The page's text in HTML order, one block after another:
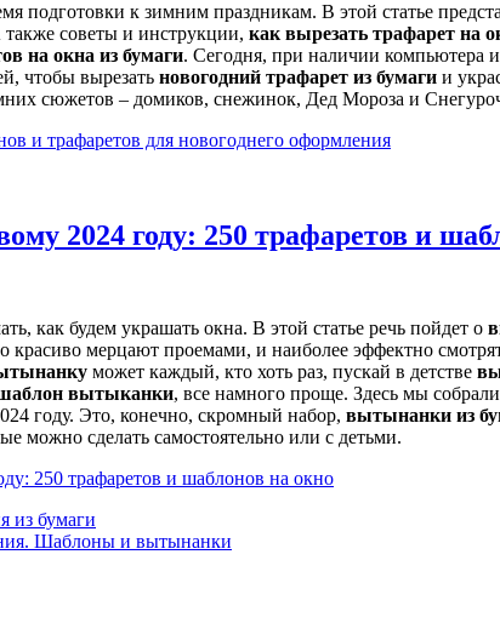
подготовки к зимним праздникам. В этой статье
советы и инструкции, как вырезать трафарет на
на окна из бумаги. Сегодня, при наличии компьютера
чтобы вырезать новогодний трафарет из бумаги и
сюжетов – домиков, снежинок, Дед Мороза и
и трафаретов для новогоднего оформления
2024 году: 250 трафаретов и
как будем украшать окна. В этой статье речь пойдет о
красиво мерцают проемами, и наиболее эффектно
может каждый, кто хоть раз, пускай в детстве
вытыканки, все намного проще. Здесь мы
году. Это, конечно, скромный набор, вытынанки из
можно сделать самостоятельно или с детьми.
250 трафаретов и шаблонов на окно
из бумаги
Шаблоны и вытынанки